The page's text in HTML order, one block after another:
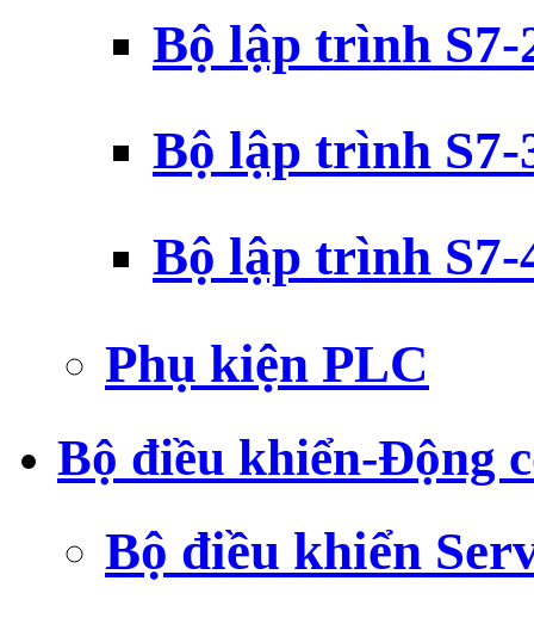
Bộ lập trình S7-
Bộ lập trình S7-
Bộ lập trình S7-
Phụ kiện PLC
Bộ điều khiển-Động
Bộ điều khiển